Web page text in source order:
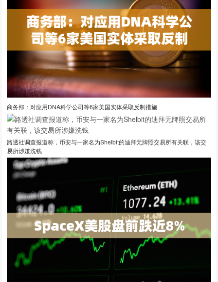
商务部：对应用DNA科学公司等6家美国实体采取反制措施
路透社调查报道称，币安与一家名为Shelbit的迪拜无牌照交易所有关联，该交
易所涉嫌洗钱